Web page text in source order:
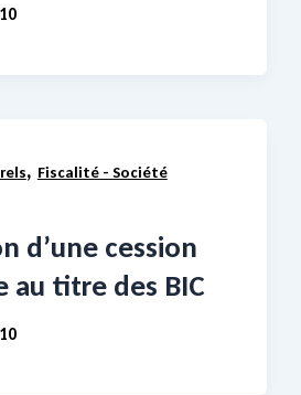
, Fiscalité - Société
d’une cession
au titre des BIC